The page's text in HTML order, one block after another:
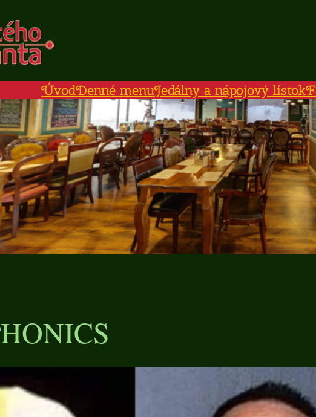
ÚvodDenné menuJedálny a nápojový lístok